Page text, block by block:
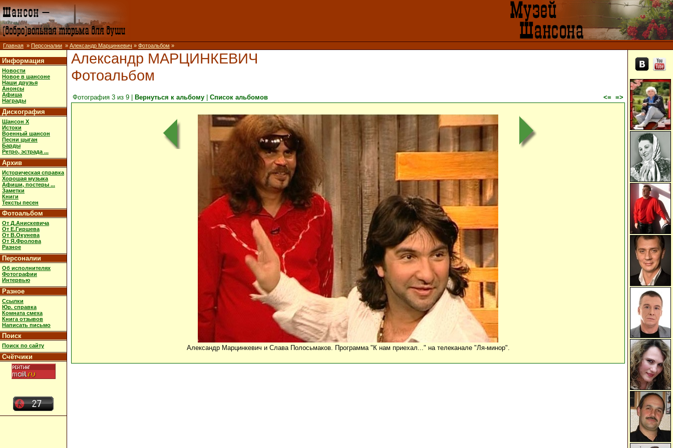
Главная » Персоналии » Александр Марцинкевич » Фотоальбом »
Информация
Новости
Новое в шансоне
Наши друзья
Анонсы
Афиша
Награды
Дискография
Шансон X
Истоки
Военный шансон
Песни цыган
Барды
Ретро, эстрада ...
Архив
Историческая справка
Хорошая музыка
Афиши, постеры ...
Заметки
Книги
Тексты песен
Фотоальбом
От Д.Анискевича
От Е.Гиршева
От В.Окунева
От Я.Фролова
Разное
Персоналии
Об исполнителях
Фотографии
Интервью
Разное
Ссылки
Юр. справка
Комната смеха
Книга отзывов
Написать письмо
Поиск
Поиск по сайту
Счётчики
Александр МАРЦИНКЕВИЧ
Фотоальбом
Фотография 3 из 9 | Вернуться к альбому Список альбомов <= =>
Александр Марцинкевич и Слава Полосьмаков. Программа "К нам приехал..." на телеканале "Ля-минор".